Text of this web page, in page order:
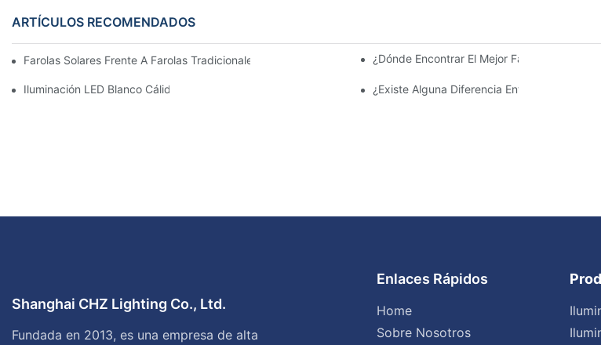
ARTÍCULOS RECOMENDADOS
Farolas Solares Frente A Farolas Tradicionales: Coste, Retorno De La Inversión Y Eficiencia.
¿Dónde Encontrar El Mejor Fabricante De
Iluminación LED Blanco Cálido Vs. Blanco Suave ¿Existe Alguna Diferencia Entre Las Luces
Shanghai CHZ Lighting Co., Ltd.
Fundada en 2013, es una empresa de alta
Enlaces Rápidos
Home
Sobre Nosotros